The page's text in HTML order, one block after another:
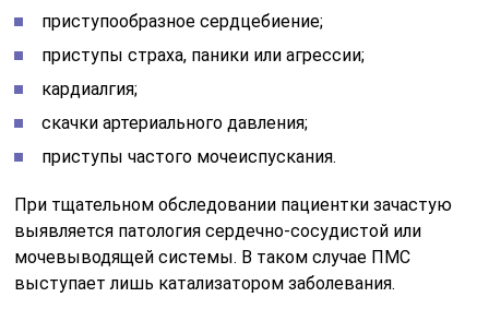
приступообразное сердцебиение;
приступы страха, паники или агрессии;
кардиалгия;
скачки артериального давления;
приступы частого мочеиспускания.
При тщательном обследовании пациентки зачастую
выявляется патология сердечно-сосудистой или
мочевыводящей системы. В таком случае ПМС
выступает лишь катализатором заболевания.